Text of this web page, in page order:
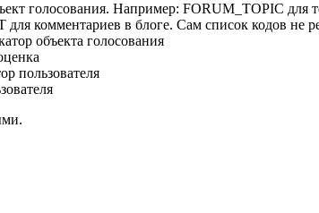
голосования. Например: FORUM_TOPIC
комментариев в блоге. Сам список кодов не
объекта голосования
пользователя